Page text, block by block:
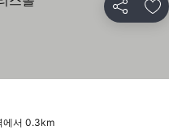
공유 즐
에서 0.3km